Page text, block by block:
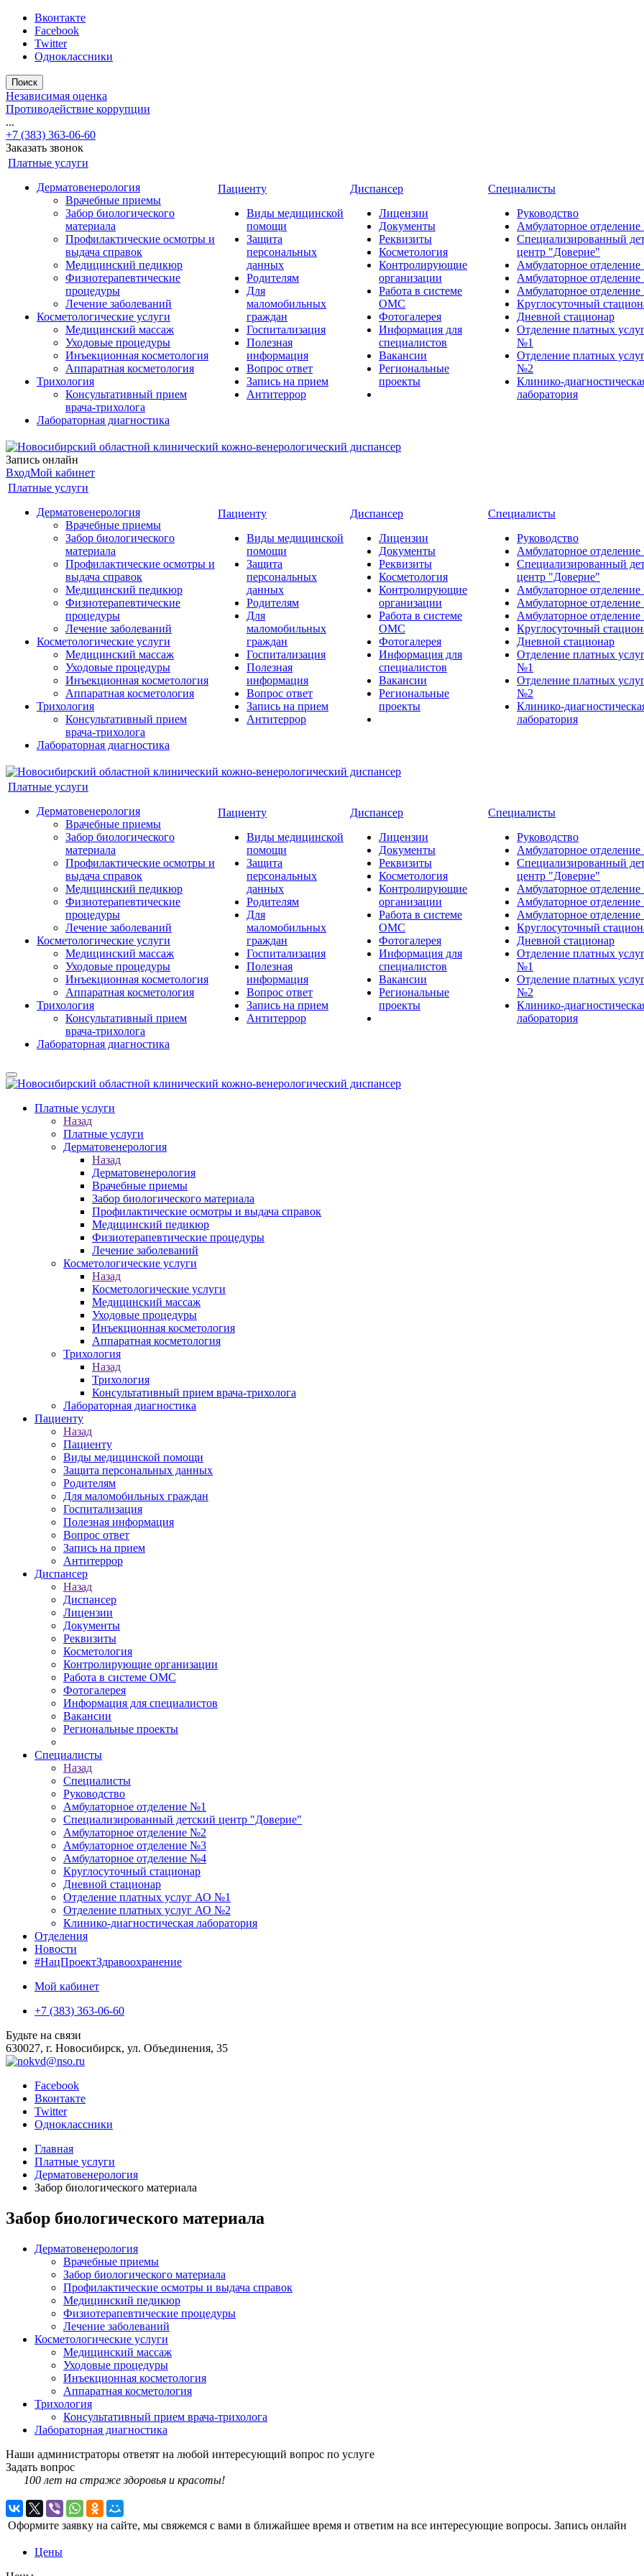
Вконтакте
Facebook
Twitter
Одноклассники
Поиск
Независимая оценка
Противодействие коррупции
...
+7 (383) 363-06-60
Заказать звонок
Платные услуги
Дерматовенерология
Врачебные приемы
Забор биологического
материала
Профилактические осмотры и
выдача справок
Медицинский педикюр
Физиотерапевтические
процедуры
Лечение заболеваний
Косметологические услуги
Медицинский массаж
Уходовые процедуры
Инъекционная косметология
Аппаратная косметология
Трихология
Консультативный прием
врача-трихолога
Лабораторная диагностика
Пациенту
Виды медицинской
помощи
Защита
персональных
данных
Родителям
Для
маломобильных
граждан
Госпитализация
Полезная
информация
Вопрос ответ
Запись на прием
Антитеррор
Диспансер
Лицензии
Документы
Реквизиты
Косметология
Контролирующие
организации
Работа в системе
ОМС
Фотогалерея
Информация для
специалистов
Вакансии
Региональные
проекты
Специалисты
Руководство
Амбулаторное
Специализированный
центр "Доверие"
Амбулаторное
Амбулаторное
Амбулаторное
Круглосуточный
Дневной стационар
Отделение платных
№1
Отделение платных
№2
Клинико-
лаборатория
Запись онлайн
ВходМой кабинет
Платные услуги
Дерматовенерология
Врачебные приемы
Забор биологического
материала
Профилактические осмотры и
выдача справок
Медицинский педикюр
Физиотерапевтические
процедуры
Лечение заболеваний
Косметологические услуги
Медицинский массаж
Уходовые процедуры
Инъекционная косметология
Аппаратная косметология
Трихология
Консультативный прием
врача-трихолога
Лабораторная диагностика
Пациенту
Виды медицинской
помощи
Защита
персональных
данных
Родителям
Для
маломобильных
граждан
Госпитализация
Полезная
информация
Вопрос ответ
Запись на прием
Антитеррор
Диспансер
Лицензии
Документы
Реквизиты
Косметология
Контролирующие
организации
Работа в системе
ОМС
Фотогалерея
Информация для
специалистов
Вакансии
Региональные
проекты
Специалисты
Руководство
Амбулаторное
Специализированный
центр "Доверие"
Амбулаторное
Амбулаторное
Амбулаторное
Круглосуточный
Дневной стационар
Отделение платных
№1
Отделение платных
№2
Клинико-
лаборатория
Платные услуги
Дерматовенерология
Врачебные приемы
Забор биологического
материала
Профилактические осмотры и
выдача справок
Медицинский педикюр
Физиотерапевтические
процедуры
Лечение заболеваний
Косметологические услуги
Медицинский массаж
Уходовые процедуры
Инъекционная косметология
Аппаратная косметология
Трихология
Консультативный прием
врача-трихолога
Лабораторная диагностика
Пациенту
Виды медицинской
помощи
Защита
персональных
данных
Родителям
Для
маломобильных
граждан
Госпитализация
Полезная
информация
Вопрос ответ
Запись на прием
Антитеррор
Диспансер
Лицензии
Документы
Реквизиты
Косметология
Контролирующие
организации
Работа в системе
ОМС
Фотогалерея
Информация для
специалистов
Вакансии
Региональные
проекты
Специалисты
Руководство
Амбулаторное
Специализированный
центр "Доверие"
Амбулаторное
Амбулаторное
Амбулаторное
Круглосуточный
Дневной стационар
Отделение платных
№1
Отделение платных
№2
Клинико-
лаборатория
Платные услуги
Назад
Платные услуги
Дерматовенерология
Назад
Дерматовенерология
Врачебные приемы
Забор биологического материала
Профилактические осмотры и выдача справок
Медицинский педикюр
Физиотерапевтические процедуры
Лечение заболеваний
Косметологические услуги
Назад
Косметологические услуги
Медицинский массаж
Уходовые процедуры
Инъекционная косметология
Аппаратная косметология
Трихология
Назад
Трихология
Консультативный прием врача-трихолога
Лабораторная диагностика
Пациенту
Назад
Пациенту
Виды медицинской помощи
Защита персональных данных
Родителям
Для маломобильных граждан
Госпитализация
Полезная информация
Вопрос ответ
Запись на прием
Антитеррор
Диспансер
Назад
Диспансер
Лицензии
Документы
Реквизиты
Косметология
Контролирующие организации
Работа в системе ОМС
Фотогалерея
Информация для специалистов
Вакансии
Региональные проекты
Специалисты
Назад
Специалисты
Руководство
Амбулаторное отделение №1
Специализированный детский центр "Доверие"
Амбулаторное отделение №2
Амбулаторное отделение №3
Амбулаторное отделение №4
Круглосуточный стационар
Дневной стационар
Отделение платных услуг АО №1
Отделение платных услуг АО №2
Клинико-диагностическая лаборатория
Отделения
Новости
#НацПроектЗдравоохранение
Мой кабинет
+7 (383) 363-06-60
Будьте на связи
630027, г. Новосибирск, ул. Объединения, 35
Facebook
Вконтакте
Twitter
Одноклассники
Главная
Платные услуги
Дерматовенерология
Забор биологического материала
Забор биологического материала
Дерматовенерология
Врачебные приемы
Забор биологического материала
Профилактические осмотры и выдача справок
Медицинский педикюр
Физиотерапевтические процедуры
Лечение заболеваний
Косметологические услуги
Медицинский массаж
Уходовые процедуры
Инъекционная косметология
Аппаратная косметология
Трихология
Консультативный прием врача-трихолога
Лабораторная диагностика
Наши администраторы ответят на любой интересующий вопрос по услуге
Задать вопрос
100 лет на страже здоровья и красоты!
Оформите заявку на сайте, мы свяжемся с вами в ближайшее время и ответим на все интересующие вопросы. Запись онлайн
Цены